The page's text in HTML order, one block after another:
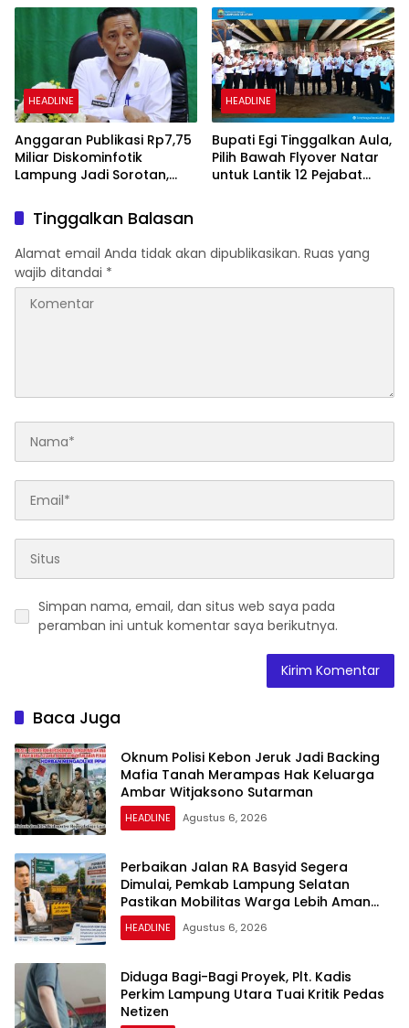
Keberadaan Bupati OKI
HEADLINE
Anggaran Publikasi Rp7,75
Miliar Diskominfotik
Lampung Jadi Sorotan,
Dana Dipertanyakan
HEADLINE
Bupati Egi Tinggalkan Aula,
Pilih Bawah Flyover Natar
untuk Lantik 12 Pejabat
Tinggalkan Balasan
Alamat email Anda tidak akan dipublikasikan. Ruas yang
wajib ditandai *
Simpan nama, email, dan situs web saya pada
peramban ini untuk komentar saya berikutnya.
Baca Juga
Oknum Polisi Kebon Jeruk Jadi Backing
Mafia Tanah Merampas Hak Keluarga
Ambar Witjaksono Sutarman
HEADLINE Agustus 6, 2026
Perbaikan Jalan RA Basyid Segera
Dimulai, Pemkab Lampung Selatan
Pastikan Mobilitas Warga Lebih Aman
dan Nyaman
HEADLINE Agustus 6, 2026
Diduga Bagi-Bagi Proyek, Plt. Kadis
Perkim Lampung Utara Tuai Kritik Pedas
Netizen